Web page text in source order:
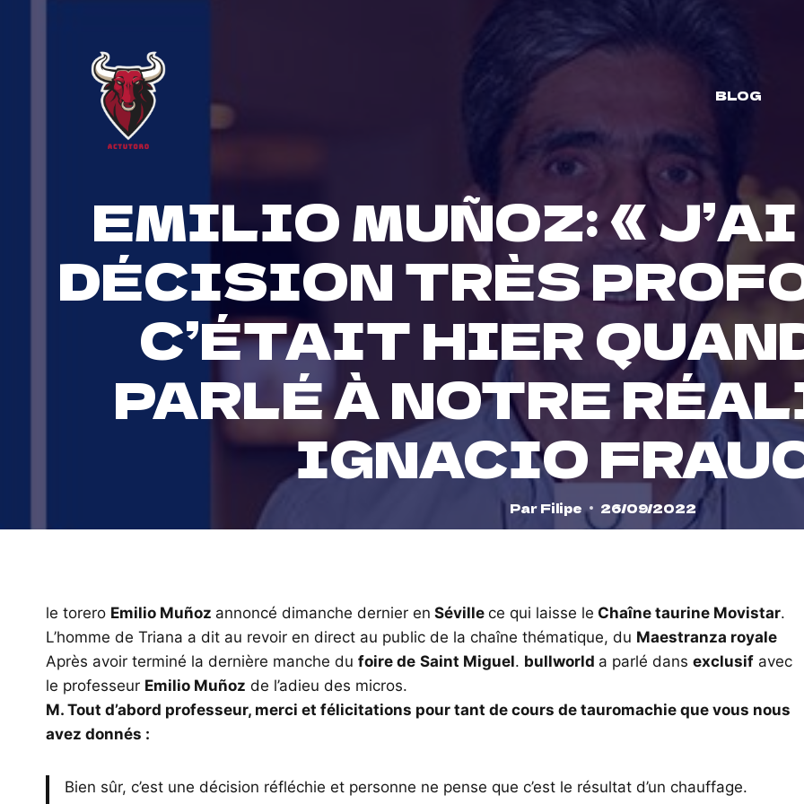
BLOG
EMILIO MUÑOZ: «
DÉCISION TRÈS
C’ÉTAIT HIER
PARLÉ À NOTRE
IGNACIO
Par Filipe 26/09/2022
le torero Emilio Muñoz annoncé dimanche dernier en Séville ce qui laisse le Chaîne taurine Movistar.
L’homme de Triana a dit au revoir en direct au public de la chaîne thématique, du Maestranza royale
Après avoir terminé la dernière manche du foire de Saint Miguel. bullworld a parlé dans exclusif avec
le professeur Emilio Muñoz de l’adieu des micros.
M. Tout d’abord professeur, merci et félicitations pour tant de cours de tauromachie que vous nous
avez donnés :
Bien sûr, c’est une décision réfléchie et personne ne pense que c’est le résultat d’un chauffage.